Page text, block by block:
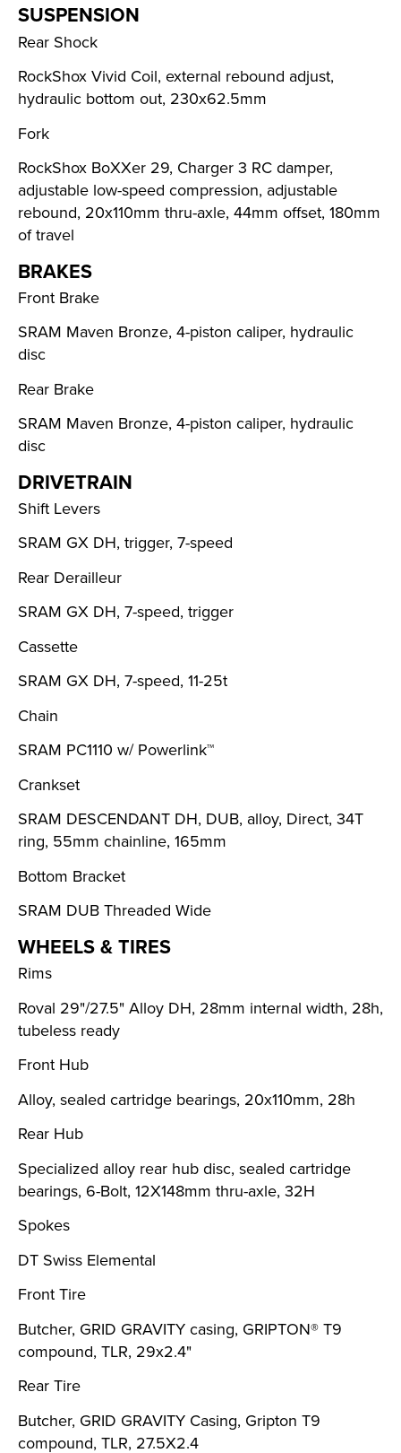
SUSPENSION
Rear Shock
RockShox Vivid Coil, external rebound adjust,
hydraulic bottom out, 230x62.5mm
Fork
RockShox BoXXer 29, Charger 3 RC damper,
adjustable low-speed compression, adjustable
rebound, 20x110mm thru-axle, 44mm offset, 180mm
of travel
BRAKES
Front Brake
SRAM Maven Bronze, 4-piston caliper, hydraulic
disc
Rear Brake
SRAM Maven Bronze, 4-piston caliper, hydraulic
disc
DRIVETRAIN
Shift Levers
SRAM GX DH, trigger, 7-speed
Rear Derailleur
SRAM GX DH, 7-speed, trigger
Cassette
SRAM GX DH, 7-speed, 11-25t
Chain
SRAM PC1110 w/ Powerlink™
Crankset
SRAM DESCENDANT DH, DUB, alloy, Direct, 34T
ring, 55mm chainline, 165mm
Bottom Bracket
SRAM DUB Threaded Wide
WHEELS & TIRES
Rims
Roval 29"/27.5" Alloy DH, 28mm internal width, 28h,
tubeless ready
Front Hub
Alloy, sealed cartridge bearings, 20x110mm, 28h
Rear Hub
Specialized alloy rear hub disc, sealed cartridge
bearings, 6-Bolt, 12X148mm thru-axle, 32H
Spokes
DT Swiss Elemental
Front Tire
Butcher, GRID GRAVITY casing, GRIPTON® T9
compound, TLR, 29x2.4"
Rear Tire
Butcher, GRID GRAVITY Casing, Gripton T9
compound, TLR, 27.5X2.4